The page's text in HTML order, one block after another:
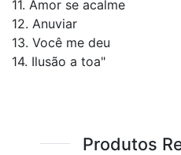
11. Amor se acalme
12. Anuviar
13. Você me deu
14. Ilusão a toa"
Produtos